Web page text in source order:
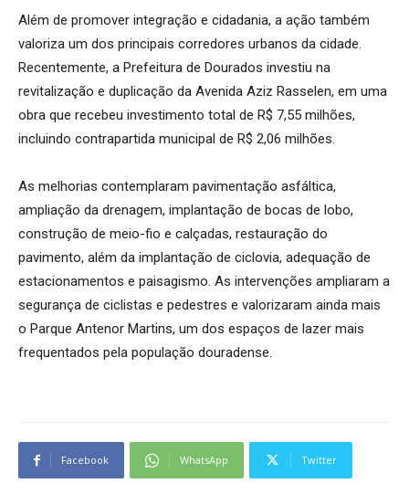
Além de promover integração e cidadania, a ação também
valoriza um dos principais corredores urbanos da cidade.
Recentemente, a Prefeitura de Dourados investiu na
revitalização e duplicação da Avenida Aziz Rasselen, em uma
obra que recebeu investimento total de R$ 7,55 milhões,
incluindo contrapartida municipal de R$ 2,06 milhões.
As melhorias contemplaram pavimentação asfáltica,
ampliação da drenagem, implantação de bocas de lobo,
construção de meio-fio e calçadas, restauração do
pavimento, além da implantação de ciclovia, adequação de
estacionamentos e paisagismo. As intervenções ampliaram a
segurança de ciclistas e pedestres e valorizaram ainda mais
o Parque Antenor Martins, um dos espaços de lazer mais
frequentados pela população douradense.
Facebook WhatsApp Twitter